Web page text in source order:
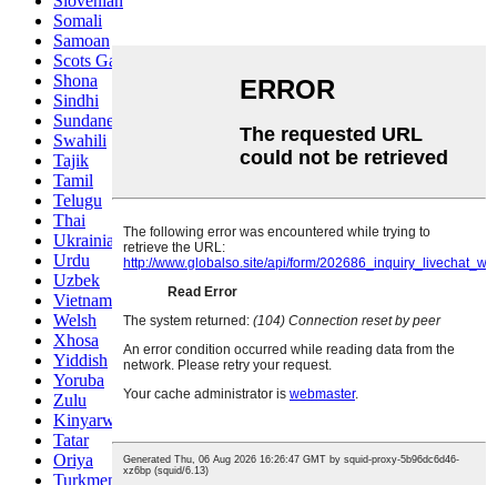
Somali
Samoan
Scots Gaelic
Shona
Sindhi
Sundanese
Swahili
Tajik
Tamil
Telugu
Thai
Ukrainian
Urdu
Uzbek
Vietnamese
Welsh
Xhosa
Yiddish
Yoruba
Zulu
Kinyarwanda
Tatar
Oriya
Turkmen